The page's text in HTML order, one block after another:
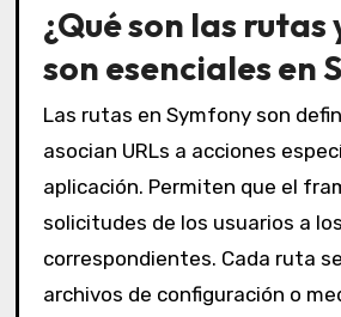
¿Qué son las rutas
son esenciales en
Las rutas en Symfony son
asocian URLs a acciones
aplicación. Permiten que el
solicitudes de los usuarios a
correspondientes. Cada ruta
archivos de configuración o